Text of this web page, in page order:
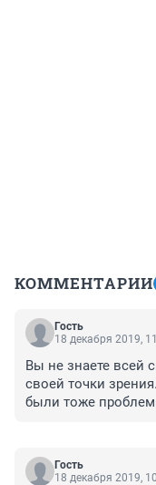
КОММЕНТАРИИ
Гость
18 декабря 2019,
Вы не знaете всей
своей точки
были тоже
Но учиться с
приступы или
состояние
Гость
18 декабря 2019,